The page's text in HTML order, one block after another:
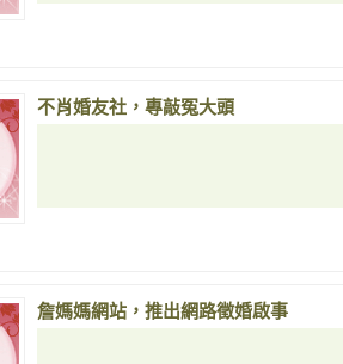
不肖婚友社，專敲冤大頭
詹媽媽網站，推出網路徵婚啟事